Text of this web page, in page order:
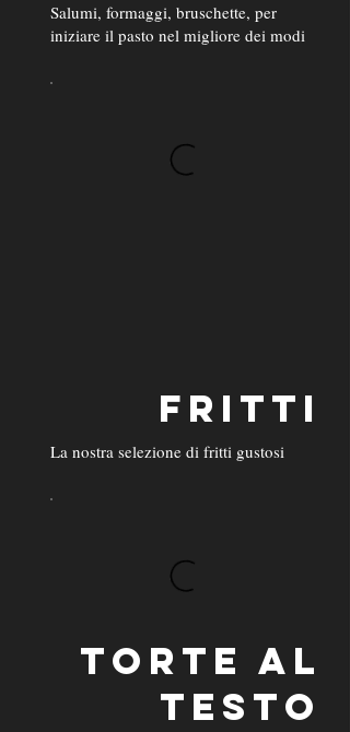
Salumi, formaggi, bruschette, per
iniziare il pasto nel migliore dei modi
FRITTI
La nostra selezione di fritti gustosi
TORTE AL
TESTO